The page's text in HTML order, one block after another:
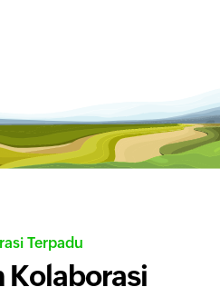
Terpadu
Kolaborasi